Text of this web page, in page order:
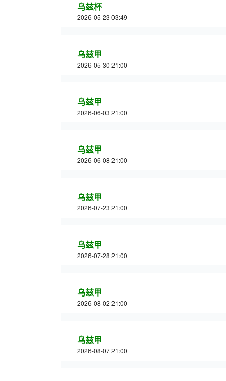
乌兹杯
2026-05-23 03:49
乌兹甲
2026-05-30 21:00
乌兹甲
2026-06-03 21:00
乌兹甲
2026-06-08 21:00
乌兹甲
2026-07-23 21:00
乌兹甲
2026-07-28 21:00
乌兹甲
2026-08-02 21:00
乌兹甲
2026-08-07 21:00